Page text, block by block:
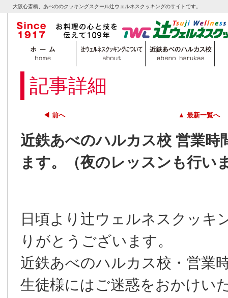
大阪心斎橋、あべののクッキングスクール辻ウェルネスクッキングのサイトです。
記事詳細
◀ 前へ ▲ 最新一覧へ
近鉄あべのハルカス校 営業時
ます。（夜のレッスンも行い
日頃より辻ウェルネスクッキ
りがとうございます。
近鉄あべのハルカス校・営業
生徒様にはご迷惑をおかけい